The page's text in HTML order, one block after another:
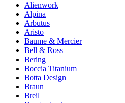
Alienwork
Alpina
Arbutus
Aristo
Baume & Mercier
Bell & Ross
Bering
Boccia Titanium
Botta Design
Braun
Breil